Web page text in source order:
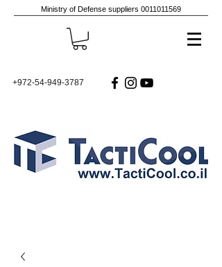
Ministry of Defense suppliers 0011011569
+972-54-949-3787